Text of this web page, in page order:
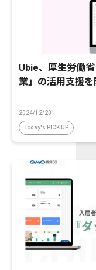
Ubie、厚生労働
業」の活用支援を
2024/12/20
Today's PICK UP